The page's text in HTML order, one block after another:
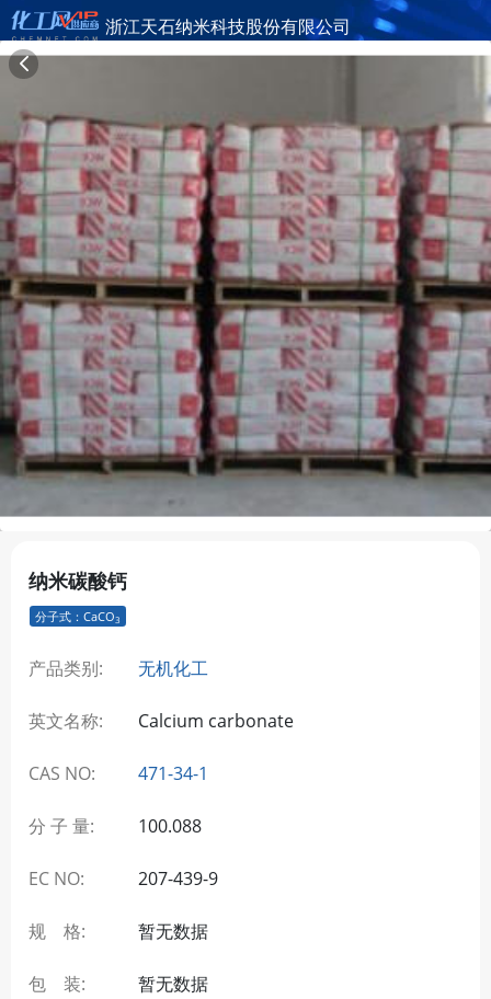
浙江天石纳米科技股份有限公司
纳米碳酸钙
分子式：CaCO3
产品类别: 无机化工
英文名称: Calcium carbonate
CAS NO: 471-34-1
分 子 量: 100.088
EC NO: 207-439-9
规 格: 暂无数据
包 装: 暂无数据